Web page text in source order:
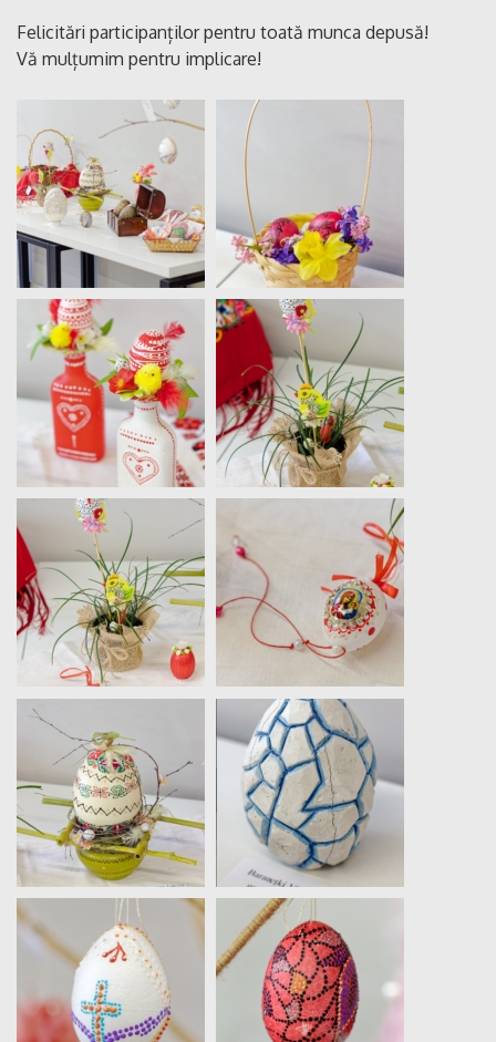
Felicitări participanților pentru toată munca depusă!
Vă mulțumim pentru implicare!